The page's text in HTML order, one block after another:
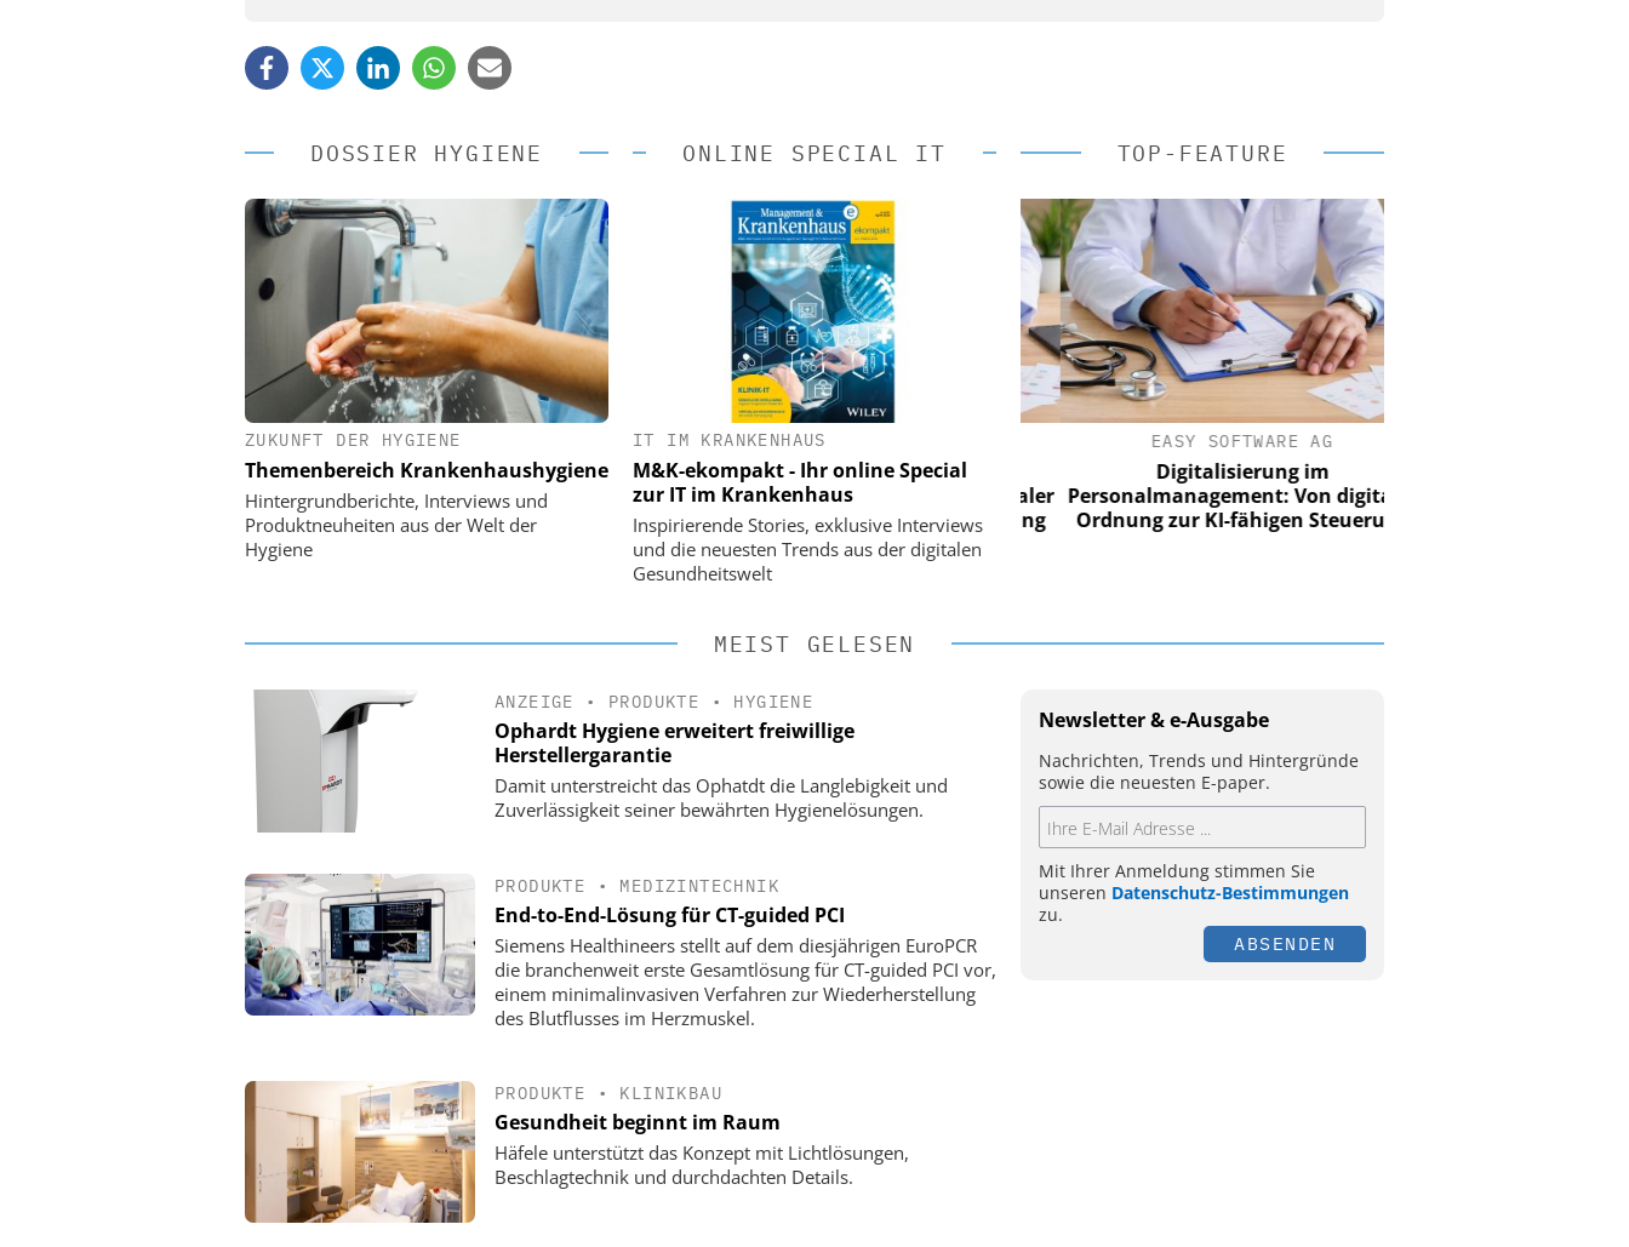
DOSSIER HYGIENE
ZUKUNFT DER HYGIENE
Themenbereich Krankenhaushygiene
Hintergrundberichte, Interviews und
Produktneuheiten aus der Welt der
Hygiene
ONLINE SPECIAL IT
IT IM KRANKENHAUS
M&K-ekompakt - Ihr online Special
zur IT im Krankenhaus
Inspirierende Stories, exklusive Interviews
und die neuesten Trends aus der digitalen
Gesundheitswelt
TOP-FEATURE
EASY SOFTWARE AG
Digitalisierung im
Personalmanagement: Von digitaler
Ordnung zur KI-fähigen Steuerung
EASY SOFTWARE AG
Digitalisierung im
Personalmanagement: Von digitaler
Ordnung zur KI-fähigen Steuerung
EASY SOFTWARE AG
Digitalisierung im
Personalmanagement: Von digitaler
Ordnung zur KI-fähigen Steuerung
MEIST GELESEN
ANZEIGE • PRODUKTE • HYGIENE
Ophardt Hygiene erweitert freiwillige
Herstellergarantie
Damit unterstreicht das Ophatdt die Langlebigkeit und
Zuverlässigkeit seiner bewährten Hygienelösungen.
PRODUKTE • MEDIZINTECHNIK
End-to-End-Lösung für CT-guided PCI
Siemens Healthineers stellt auf dem diesjährigen EuroPCR
die branchenweit erste Gesamtlösung für CT-guided PCI vor,
einem minimalinvasiven Verfahren zur Wiederherstellung
des Blutflusses im Herzmuskel.
PRODUKTE • KLINIKBAU
Gesundheit beginnt im Raum
Häfele unterstützt das Konzept mit Lichtlösungen,
Beschlagtechnik und durchdachten Details.
Newsletter & e-Ausgabe
Nachrichten, Trends und Hintergründe
sowie die neuesten E-paper.
Mit Ihrer Anmeldung stimmen Sie
unseren Datenschutz-Bestimmungen
zu.
ABSENDEN